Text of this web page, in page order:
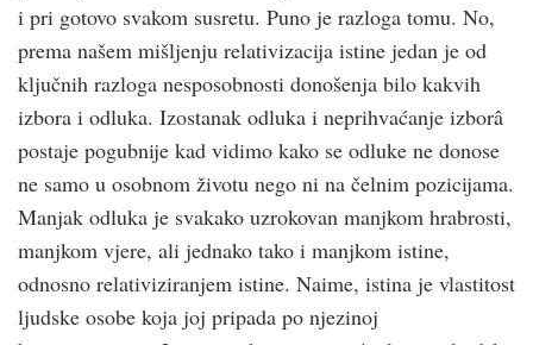
i pri gotovo svakom susretu. Puno je razloga tomu. No,
prema našem mišljenju relativizacija istine jedan je od
ključnih razloga nesposobnosti donošenja bilo kakvih
izbora i odluka. Izostanak odluka i neprihvaćanje izborâ
postaje pogubnije kad vidimo kako se odluke ne donose
ne samo u osobnom životu nego ni na čelnim pozicijama.
Manjak odluka je svakako uzrokovan manjkom hrabrosti,
manjkom vjere, ali jednako tako i manjkom istine,
odnosno relativiziranjem istine. Naime, istina je vlastitost
ljudske osobe koja joj pripada po njezinoj